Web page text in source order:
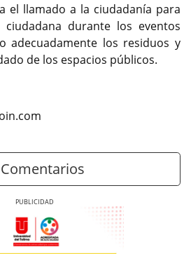
el llamado a la ciudadanía para
durante los eventos
adecuadamente los residuos y
de los espacios públicos.
Comentarios